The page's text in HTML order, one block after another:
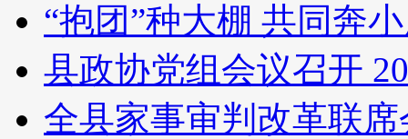
“抱团”种大棚 共同奔
县政协党组会议召开
全县家事审判改革联